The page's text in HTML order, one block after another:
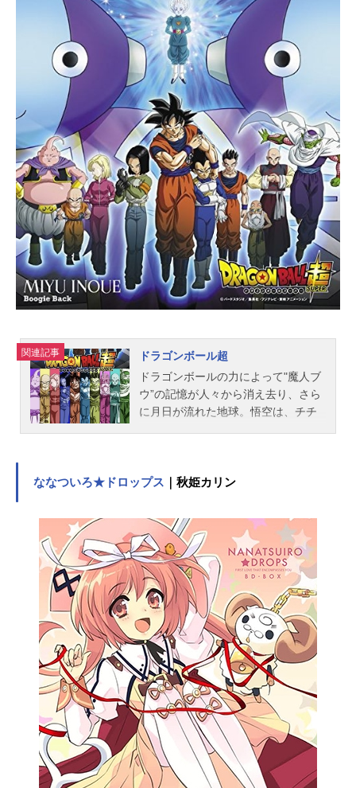
せないルーク。ティアの助けで、故
郷キムラスカへの帰路を急ぐが、途
中、マルクトの軍人・ジェイドに捕
えられ、マルクト皇帝・ピオニー九
世が派遣したという和平交渉の使者
であり、ローレライ教団の最高指導
者でもある、導師イオンと出会う。
だが、和平を嫌うローレライ教団の
一派は、六神将を放ち、イオンを襲
撃！ルークの行く先には、惑星の命
運を左右する恐るべき謀略が仕組ま
れていた―――。作品名テイルズオ
ブジアビス放送形態TVアニメスケジ
ュール2008年10月3日（金）～2009
年3月27日（金）TOKYOMXほか話数
全26話キャストルーク・フォン・フ
ァブレ：鈴木千尋ティア・グラン
るこガイ・セシル：松本保典ナタリ
ア・Ｌ・Ｋ・ランバルディア：根谷
美智子ミュウ：丸山美紀ヴァン・グ
ラン...
関連記事
ドラゴンボール超
ドラゴンボールの力によって"魔人ブ
ウ”の記憶が人々から消え去り、さら
に月日が流れた地球。悟空は、チチ
デルは幸せな日々を過ごしていた。
覚めた破壊神ビルスが、予知夢で見
た自分のライバルになり得るであろ
う何者かの名前を思い出すべく奮闘
していた。果たしてその者の名前
は！？作品名ドラゴンボール超放送
形態TVアニメシリーズドラゴンボー
ルスケジュール2015年7月5日（日）
～2018年3月25日（日）フジテレビ
ほか話数全131話キャスト孫悟空＆孫
悟飯＆孫悟天：野沢雅子亀仙人：佐
藤正治ブルマ：鶴ひろみピッコロ：
古川登志夫クリリン：田中真弓トラ
ンクス：草尾毅チチ：渡辺菜生子ビ
ーデル：皆口裕子ミスターサタン：
石塚運昇キビト界王神：太田真一郎
老界王神：田中亮一ビルス：山寺宏
ななついろ★ドロップス ｜秋姫カリン